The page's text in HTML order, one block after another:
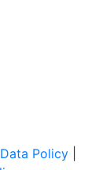
Data Policy